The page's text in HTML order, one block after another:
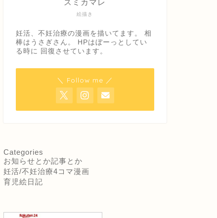
絵描き
スミカマレ
妊活、不妊治療の漫画を描いてます。 相
棒はうさぎさん。 HPはぼーっとしてい
る時に 回復させています。
＼ Follow me ／
Categories
お知らせとか記事とか
妊活/不妊治療4コマ漫画
育児絵日記